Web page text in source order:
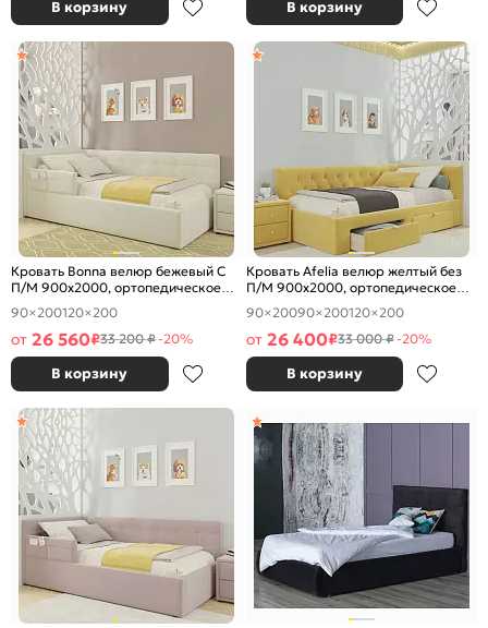
В корзину В корзину
Кровать Bonna велюр бежевый С
П/М 900x2000, ортопедическое
основание, изголовье мягкое
90×200120×200
от 26 560₽33 200 ₽-20%
В корзину
Кровать Afelia велюр желтый без
П/М 900x2000, ортопедическое
основание, изголовье мягкое
90×20090×200120×200
от 26 400₽33 000 ₽-20%
В корзину